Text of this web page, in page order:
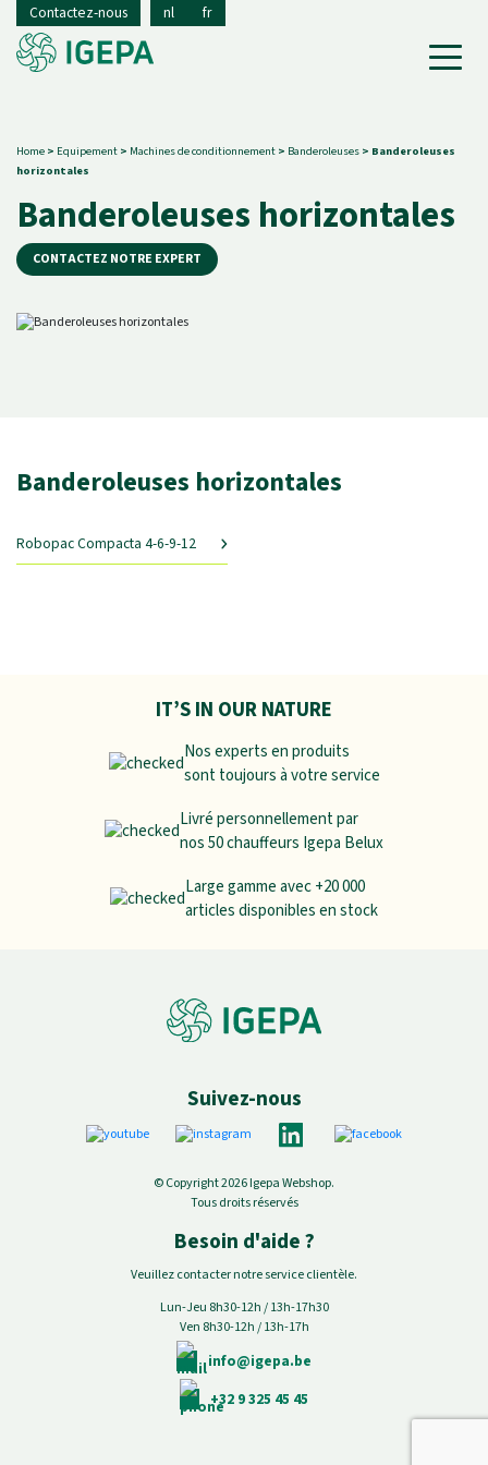
Contactez-nous nl fr
Home > Equipement > Machines de conditionnement > Banderoleuses > Banderoleuses
horizontales
Banderoleuses horizontales
CONTACTEZ NOTRE EXPERT
Banderoleuses horizontales
Robopac Compacta 4-6-9-12
IT’S IN OUR NATURE
Nos experts en produits
sont toujours à votre service
Livré personnellement par
nos 50 chauffeurs Igepa Belux
Large gamme avec +20 000
articles disponibles en stock
Suivez-nous
© Copyright 2026 Igepa Webshop.
Tous droits réservés
Besoin d'aide ?
Veuillez contacter notre service clientèle.
Lun-Jeu 8h30-12h / 13h-17h30
Ven 8h30-12h / 13h-17h
info@igepa.be
+32 9 325 45 45